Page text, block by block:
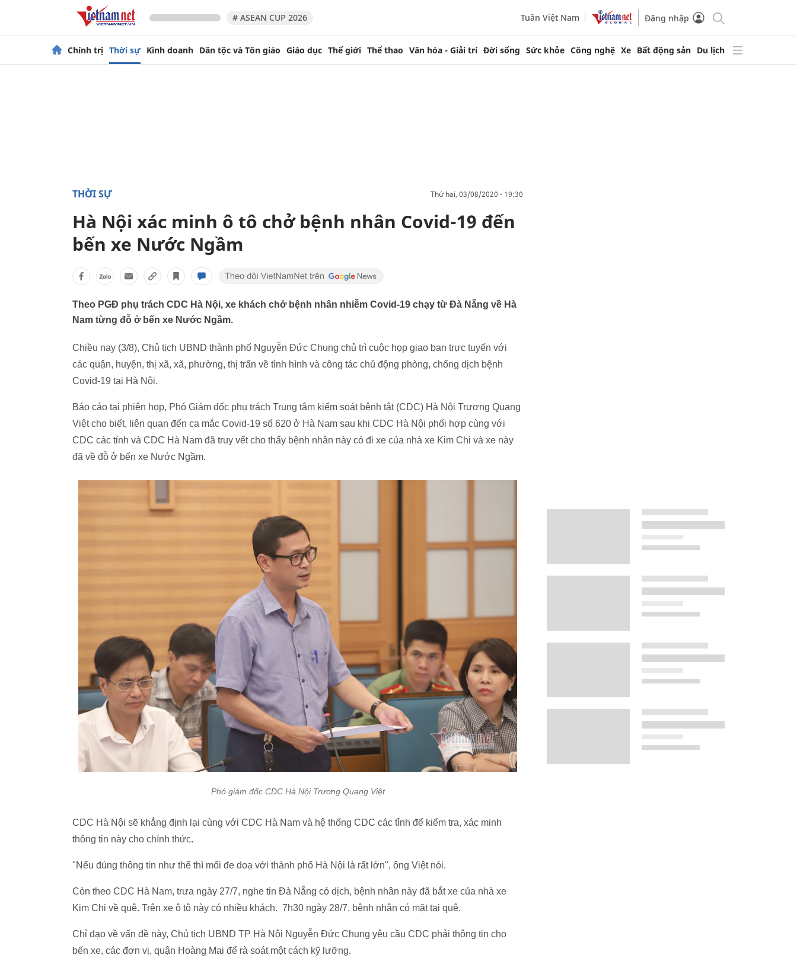
# ASEAN CUP 2026 Tuần Việt Nam Đăng nhập
Chính trị Thời sự Kinh doanh Dân tộc và Tôn giáo Giáo dục Thế giới Thể thao Văn hóa - Giải trí Đời sống Sức khỏe Công nghệ Xe Bất động sản Du lịch
THỜI SỰ thứ hai, 03/08/2020 - 19:30
Hà Nội xác minh ô tô chở bệnh nhân Covid-19 đến
bến xe Nước Ngầm
Theo PGĐ phụ trách CDC Hà Nội, xe khách chở bệnh nhân nhiễm Covid-19 chạy từ Đà Nẵng về Hà
Nam từng đỗ ở bến xe Nước Ngầm.
Chiều nay (3/8), Chủ tịch UBND thành phố Nguyễn Đức Chung chủ trì cuộc họp giao ban trực tuyến với
các quận, huyện, thị xã, xã, phường, thị trấn về tình hình và công tác chủ động phòng, chống dịch bệnh
Covid-19 tại Hà Nội.
Báo cáo tại phiên họp, Phó Giám đốc phụ trách Trung tâm kiểm soát bệnh tật (CDC) Hà Nội Trương Quang
Việt cho biết, liên quan đến ca mắc Covid-19 số 620 ở Hà Nam sau khi CDC Hà Nội phối hợp cùng với
CDC các tỉnh và CDC Hà Nam đã truy vết cho thấy bệnh nhân này có đi xe của nhà xe Kim Chi và xe này
đã về đỗ ở bến xe Nước Ngầm.
Phó giám đốc CDC Hà Nội Trương Quang Việt
CDC Hà Nội sẽ khẳng định lại cùng với CDC Hà Nam và hệ thống CDC các tỉnh để kiểm tra, xác minh
thông tin này cho chính thức.
"Nếu đúng thông tin như thế thì mối đe doạ với thành phố Hà Nội là rất lớn", ông Việt nói.
Còn theo CDC Hà Nam, trưa ngày 27/7, nghe tin Đà Nẵng có dịch, bệnh nhân này đã bắt xe của nhà xe
Kim Chi về quê. Trên xe ô tô này có nhiều khách. 7h30 ngày 28/7, bệnh nhân có mặt tại quê.
Chỉ đạo về vấn đề này, Chủ tịch UBND TP Hà Nội Nguyễn Đức Chung yêu cầu CDC phải thông tin cho
bến xe, các đơn vị, quận Hoàng Mai để rà soát một cách kỹ lưỡng.